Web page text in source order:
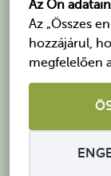
Az Ön
Az „Összes
hozzájárul,
megfelelően
nyomtáv,
található